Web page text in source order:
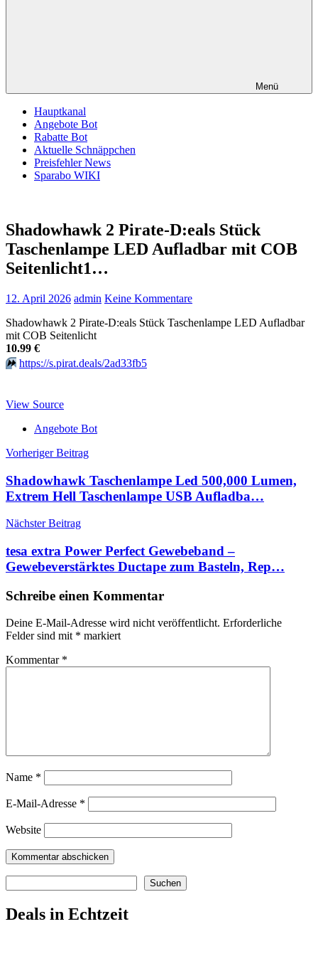
Menü
Hauptkanal
Angebote Bot
Rabatte Bot
Aktuelle Schnäppchen
Preisfehler News
Sparabo WIKI
Shadowhawk 2 Pirate-D:eals Stück
Taschenlampe LED Aufladbar mit COB
Seitenlicht1…
12. April 2026 admin Keine Kommentare
Shadowhawk 2 Pirate-D:eals Stück Taschenlampe LED Aufladbar
mit COB Seitenlicht
10.99 €
⏩️ https://s.pirat.deals/2ad33fb5
View Source
Angebote Bot
Beitragsnavigation
Vorheriger Beitrag
Shadowhawk Taschenlampe Led 500,000 Lumen,
Extrem Hell Taschenlampe USB Aufladba…
Nächster Beitrag
tesa extra Power Perfect Gewebeband –
Gewebeverstärktes Ductape zum Basteln, Rep…
Schreibe einen Kommentar
Deine E-Mail-Adresse wird nicht veröffentlicht. Erforderliche
Felder sind mit * markiert
Kommentar *
Name *
E-Mail-Adresse *
Website
Suchen
Deals in Echtzeit